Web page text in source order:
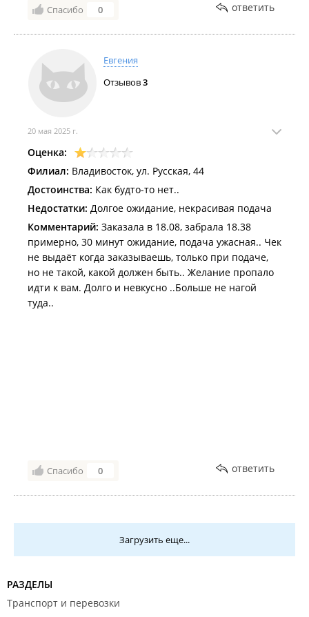
Спасибо 0 ответить
Евгения
Отзывов3
20 мая 2025 г.
Оценка:
Филиал: Владивосток, ул. Русская, 44
Достоинства: Как будто-то нет..
Недостатки: Долгое ожидание, некрасивая подача
Комментарий: Заказала в 18.08, забрала 18.38
примерно, 30 минут ожидание, подача ужасная.. Чек
не выдаёт когда заказываешь, только при подаче,
но не такой, какой должен быть.. Желание пропало
идти к вам. Долго и невкусно ..Больше не нагой
туда..
Спасибо 0 ответить
Загрузить еще...
РАЗДЕЛЫ
Транспорт и перевозки